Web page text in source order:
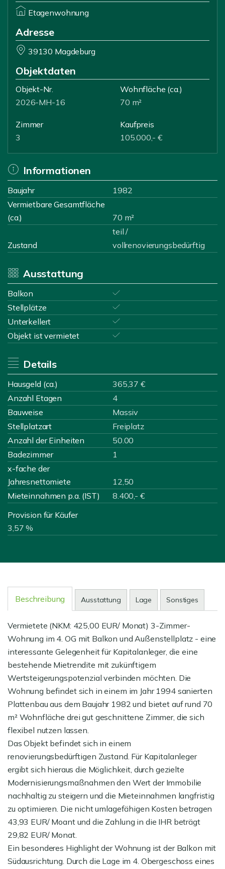
Etagenwohnung
Adresse
39130 Magdeburg
Objektdaten
Objekt-Nr.
2026-MH-16
Wohnfläche (ca.)
70 m²
Zimmer
3
Kaufpreis
105.000,- €
Informationen
Baujahr
1982
Vermietbare Gesamtfläche
(ca.)
70 m²
Zustand
teil /
vollrenovierungsbedürftig
Ausstattung
Balkon
Stellplätze
Unterkellert
Objekt ist vermietet
Details
Hausgeld (ca.)
365,37 €
Anzahl Etagen
4
Bauweise
Massiv
Stellplatzart
Freiplatz
Anzahl der Einheiten
50.00
Badezimmer
1
x-fache der
Jahresnettomiete
12,50
Mieteinnahmen p.a. (IST)
8.400,- €
Provision für Käufer
3,57 %
Beschreibung Ausstattung Lage Sonstiges
Vermietete (NKM: 425,00 EUR/ Monat) 3-Zimmer-
Wohnung im 4. OG mit Balkon und Außenstellplatz - eine
interessante Gelegenheit für Kapitalanleger, die eine
bestehende Mietrendite mit zukünftigem
Wertsteigerungspotenzial verbinden möchten. Die
Wohnung befindet sich in einem im Jahr 1994 sanierten
Plattenbau aus dem Baujahr 1982 und bietet auf rund 70
m² Wohnfläche drei gut geschnittene Zimmer, die sich
flexibel nutzen lassen.
Das Objekt befindet sich in einem
renovierungsbedürftigen Zustand. Für Kapitalanleger
ergibt sich hieraus die Möglichkeit, durch gezielte
Modernisierungsmaßnahmen den Wert der Immobilie
nachhaltig zu steigern und die Mieteinnahmen langfristig
zu optimieren. Die nicht umlagefähigen Kosten betragen
43,93 EUR/ Moant und die Zahlung in die IHR beträgt
29,82 EUR/ Monat.
Ein besonderes Highlight der Wohnung ist der Balkon mit
Südausrichtung. Durch die Lage im 4. Obergeschoss eines